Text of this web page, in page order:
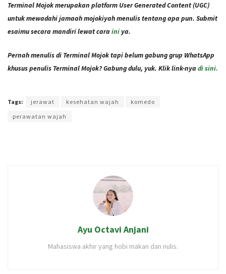
Terminal Mojok merupakan platform User Generated Content (UGC)
untuk mewadahi jamaah mojokiyah menulis tentang apa pun. Submit
esaimu secara mandiri lewat caraini ya.
Pernah menulis di Terminal Mojok tapi belum gabung grup WhatsApp
khusus penulis Terminal Mojok? Gabung dulu, yuk. Klik link-nyadi sini.
Tags: jerawat kesehatan wajah
komedo
perawatan wajah
Ayu Octavi Anjani
Mahasiswa akhir yang hobi makan dan nulis.